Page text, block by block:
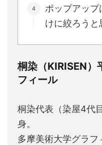
ポップアッ
けに絞ろうと
桐染（KIRISEN）
フィール
桐染代表（染屋4代
身。
多摩美術大学グラ